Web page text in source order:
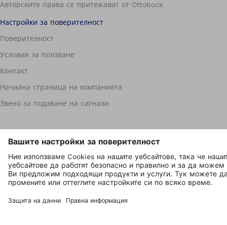
Авторските права се притежават от Ottobock
Настройки за поверителност
Поверителност
Условия за ползване
Контакт
Начална страница на компанията
Звено за подаване на сигнали